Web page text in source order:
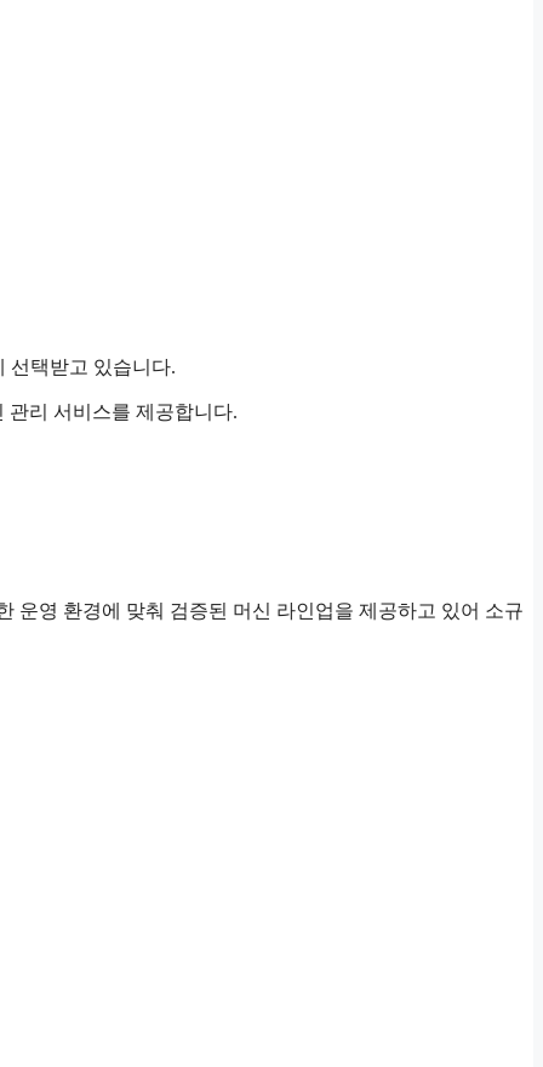
선택받고 있습니다.
관리 서비스를 제공합니다.
운영 환경에 맞춰 검증된 머신 라인업을 제공하고 있어 소규